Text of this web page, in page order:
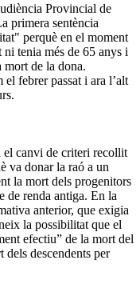
Provincial de
primera sentència
perquè en el moment
tenia més de 65 anys i
de la dona.
febrer passat i ara l’alt
el canvi de criteri recollit
va donar la raó a un
la mort dels progenitors
de renda antiga. En la
anterior, que exigia
la possibilitat que el
efectiu” de la mort del
descendents per